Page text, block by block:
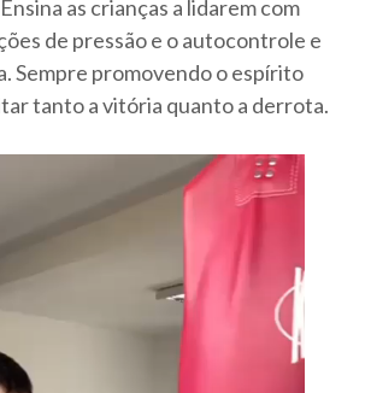
as crianças a lidarem com
de pressão e o autocontrole e
Sempre promovendo o espírito
tanto a vitória quanto a derrota.